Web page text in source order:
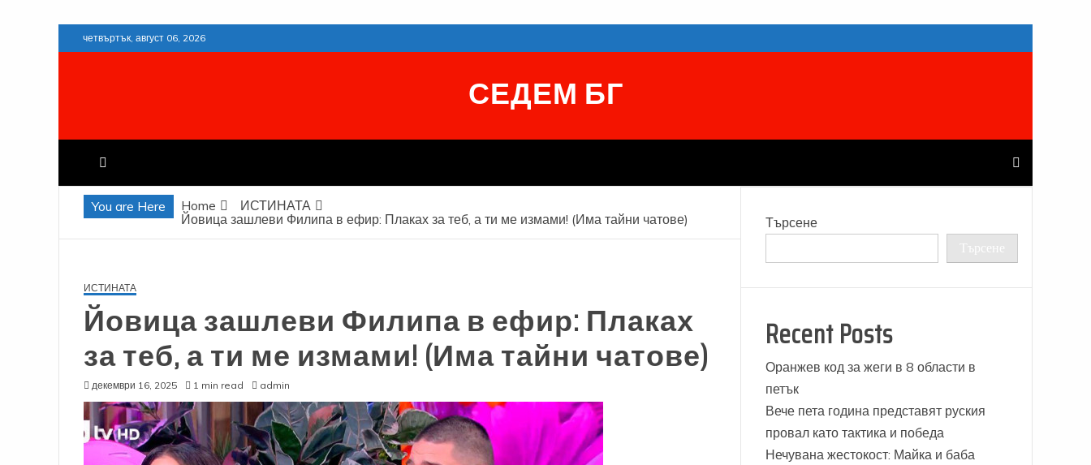
to
четвъртък, август 06, 2026
СЕДЕМ БГ
You are Here Home
ИСТИНАТА
Йовица зашлеви Филипа в ефир: Плаках за теб, а ти ме измами! (Има тайни чатове)
ИСТИНАТА
Йовица зашлеви Филипа в ефир: Плаках
за теб, а ти ме измами! (Има тайни чатове)
декември 16, 2025 1 min read admin
Търсене
Търсене
Recent Posts
Оранжев код за жеги в 8 области в
петък
Вече пета година представят руския
провал като тактика и победа
Нечувана жестокост: Майка и баба